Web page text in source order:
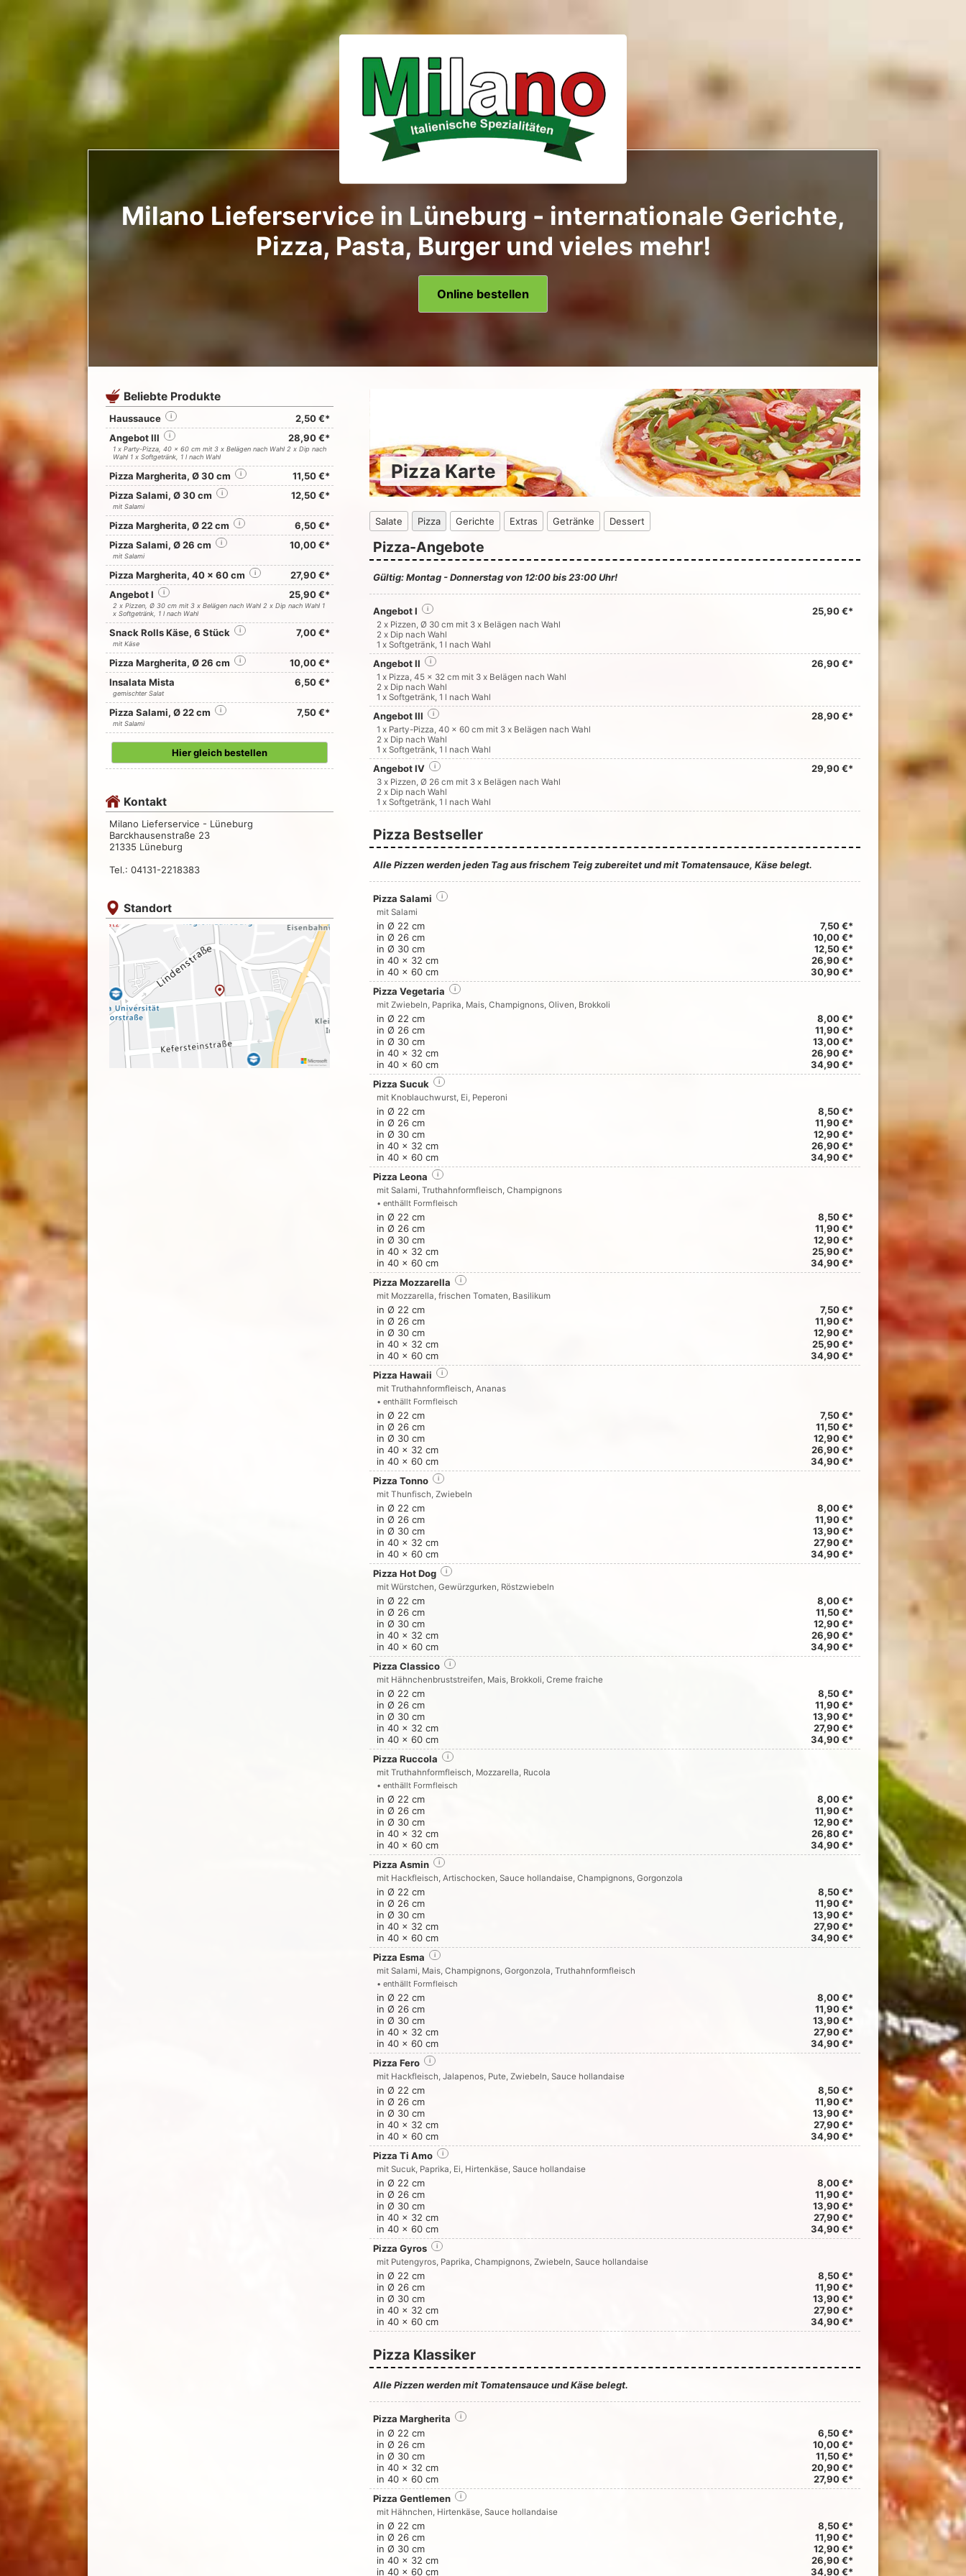
Milano Lieferservice in Lüneburg - internationale Gerichte,
Pizza, Pasta, Burger und vieles mehr!
Online bestellen
Beliebte Produkte
Haussauce i
2,50 €*
Angebot III
i 28,90 €*
1 x Party-Pizza, 40 x 60 cm mit 3 x Belägen nach Wahl 2 x Dip nach
Wahl 1 x Softgetränk, 1 l nach Wahl
Pizza Margherita, Ø 30 cm i
11,50 €*
Pizza Salami, Ø 30 cm
i 12,50 €*
mit Salami
Pizza Margherita, Ø 22 cm i
6,50 €*
Pizza Salami, Ø 26 cm
i 10,00 €*
mit Salami
Pizza Margherita, 40 x 60 cm i
27,90 €*
Angebot I
i 25,90 €*
2 x Pizzen, Ø 30 cm mit 3 x Belägen nach Wahl 2 x Dip nach Wahl 1
x Softgetränk, 1 l nach Wahl
Snack Rolls Käse, 6 Stück i 7,00 €*
mit Käse
Pizza Margherita, Ø 26 cm i
10,00 €*
Insalata Mista
6,50 €*
gemischter Salat
Pizza Salami, Ø 22 cm i 7,50 €*
mit Salami
Hier gleich bestellen
Kontakt
Milano Lieferservice - Lüneburg
Barckhausenstraße 23
21335 Lüneburg
Tel.: 04131-2218383
Standort
Pizza Karte
Salate Pizza Gerichte Extras Getränke Dessert
Pizza-Angebote
Gültig: Montag - Donnerstag von 12:00 bis 23:00 Uhr!
Angebot I 25,90 €*
i
2 x Pizzen, Ø 30 cm mit 3 x Belägen nach Wahl
2 x Dip nach Wahl
1 x Softgetränk, 1 l nach Wahl
Angebot II 26,90 €*
i
1 x Pizza, 45 x 32 cm mit 3 x Belägen nach Wahl
2 x Dip nach Wahl
1 x Softgetränk, 1 l nach Wahl
Angebot III 28,90 €*
i
1 x Party-Pizza, 40 x 60 cm mit 3 x Belägen nach Wahl
2 x Dip nach Wahl
1 x Softgetränk, 1 l nach Wahl
Angebot IV 29,90 €*
i
3 x Pizzen, Ø 26 cm mit 3 x Belägen nach Wahl
2 x Dip nach Wahl
1 x Softgetränk, 1 l nach Wahl
Pizza Bestseller
Alle Pizzen werden jeden Tag aus frischem Teig zubereitet und mit Tomatensauce, Käse belegt.
Pizza Salami i
mit Salami
in Ø 22 cm
7,50 €*
in Ø 26 cm
10,00 €*
in Ø 30 cm
12,50 €*
in 40 x 32 cm
26,90 €*
in 40 x 60 cm
30,90 €*
Pizza Vegetaria
i
mit Zwiebeln, Paprika, Mais, Champignons, Oliven, Brokkoli
in Ø 22 cm
8,00 €*
in Ø 26 cm
11,90 €*
in Ø 30 cm
13,00 €*
in 40 x 32 cm
26,90 €*
in 40 x 60 cm
34,90 €*
Pizza Sucuk
i
mit Knoblauchwurst, Ei, Peperoni
in Ø 22 cm
8,50 €*
in Ø 26 cm
11,90 €*
in Ø 30 cm
12,90 €*
in 40 x 32 cm
26,90 €*
in 40 x 60 cm
34,90 €*
Pizza Leona
i
mit Salami, Truthahnformfleisch, Champignons
• enthällt Formfleisch
in Ø 22 cm
8,50 €*
in Ø 26 cm
11,90 €*
in Ø 30 cm
12,90 €*
in 40 x 32 cm
25,90 €*
in 40 x 60 cm
34,90 €*
Pizza Mozzarella
i
mit Mozzarella, frischen Tomaten, Basilikum
in Ø 22 cm
7,50 €*
in Ø 26 cm
11,90 €*
in Ø 30 cm
12,90 €*
in 40 x 32 cm
25,90 €*
in 40 x 60 cm
34,90 €*
Pizza Hawaii
i
mit Truthahnformfleisch, Ananas
• enthällt Formfleisch
in Ø 22 cm
7,50 €*
in Ø 26 cm
11,50 €*
in Ø 30 cm
12,90 €*
in 40 x 32 cm
26,90 €*
in 40 x 60 cm
34,90 €*
Pizza Tonno
i
mit Thunfisch, Zwiebeln
in Ø 22 cm
8,00 €*
in Ø 26 cm
11,90 €*
in Ø 30 cm
13,90 €*
in 40 x 32 cm
27,90 €*
in 40 x 60 cm
34,90 €*
Pizza Hot Dog
i
mit Würstchen, Gewürzgurken, Röstzwiebeln
in Ø 22 cm
8,00 €*
in Ø 26 cm
11,50 €*
in Ø 30 cm
12,90 €*
in 40 x 32 cm
26,90 €*
in 40 x 60 cm
34,90 €*
Pizza Classico
i
mit Hähnchenbruststreifen, Mais, Brokkoli, Creme fraiche
in Ø 22 cm
8,50 €*
in Ø 26 cm
11,90 €*
in Ø 30 cm
13,90 €*
in 40 x 32 cm
27,90 €*
in 40 x 60 cm
34,90 €*
Pizza Ruccola
i
mit Truthahnformfleisch, Mozzarella, Rucola
• enthällt Formfleisch
in Ø 22 cm
8,00 €*
in Ø 26 cm
11,90 €*
in Ø 30 cm
12,90 €*
in 40 x 32 cm
26,80 €*
in 40 x 60 cm
34,90 €*
Pizza Asmin
i
mit Hackfleisch, Artischocken, Sauce hollandaise, Champignons, Gorgonzola
in Ø 22 cm
8,50 €*
in Ø 26 cm
11,90 €*
in Ø 30 cm
13,90 €*
in 40 x 32 cm
27,90 €*
in 40 x 60 cm
34,90 €*
Pizza Esma
i
mit Salami, Mais, Champignons, Gorgonzola, Truthahnformfleisch
• enthällt Formfleisch
in Ø 22 cm
8,00 €*
in Ø 26 cm
11,90 €*
in Ø 30 cm
13,90 €*
in 40 x 32 cm
27,90 €*
in 40 x 60 cm
34,90 €*
Pizza Fero
i
mit Hackfleisch, Jalapenos, Pute, Zwiebeln, Sauce hollandaise
in Ø 22 cm
8,50 €*
in Ø 26 cm
11,90 €*
in Ø 30 cm
13,90 €*
in 40 x 32 cm
27,90 €*
in 40 x 60 cm
34,90 €*
Pizza Ti Amo
i
mit Sucuk, Paprika, Ei, Hirtenkäse, Sauce hollandaise
in Ø 22 cm
8,00 €*
in Ø 26 cm
11,90 €*
in Ø 30 cm
13,90 €*
in 40 x 32 cm
27,90 €*
in 40 x 60 cm
34,90 €*
Pizza Gyros
i
mit Putengyros, Paprika, Champignons, Zwiebeln, Sauce hollandaise
in Ø 22 cm
8,50 €*
in Ø 26 cm
11,90 €*
in Ø 30 cm
13,90 €*
in 40 x 32 cm
27,90 €*
in 40 x 60 cm
34,90 €*
Pizza Klassiker
Alle Pizzen werden mit Tomatensauce und Käse belegt.
Pizza Margherita i
in Ø 22 cm
6,50 €*
in Ø 26 cm
10,00 €*
in Ø 30 cm
11,50 €*
in 40 x 32 cm
20,90 €*
in 40 x 60 cm
27,90 €*
Pizza Gentlemen
i
mit Hähnchen, Hirtenkäse, Sauce hollandaise
in Ø 22 cm
8,50 €*
in Ø 26 cm
11,90 €*
in Ø 30 cm
12,90 €*
in 40 x 32 cm
26,90 €*
in 40 x 60 cm
34,90 €*